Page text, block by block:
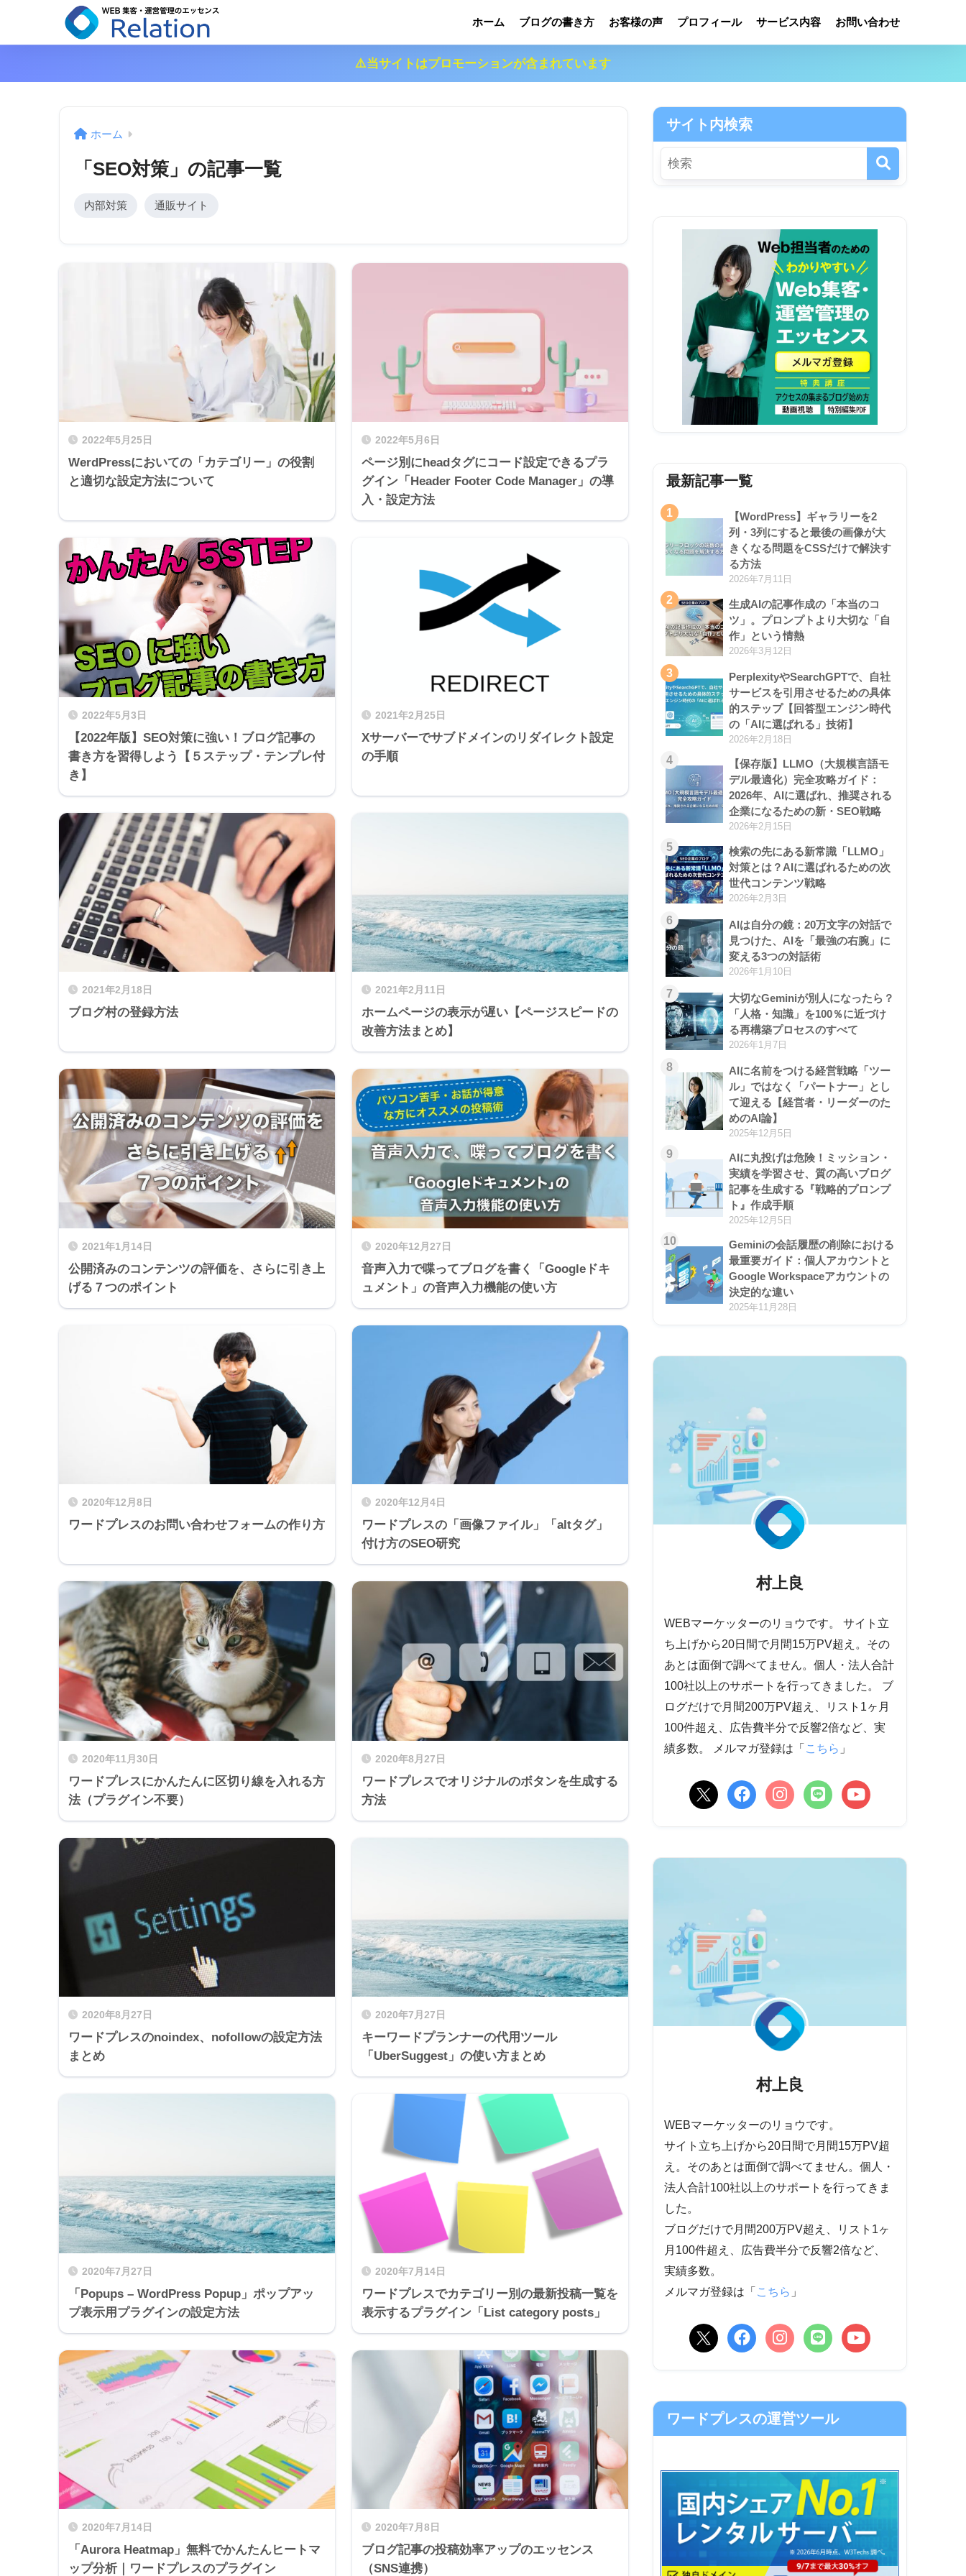
ホーム ブログの書き方 お客様の声 プロフィール サービス内容 お問い合わせ
⚠️当サイトはプロモーションが含まれています
ホーム
「SEO対策」の記事一覧
内部対策 通販サイト
2022年5月25日
WerdPressにおいての「カテゴリー」の役割
と適切な設定方法について
2022年5月6日
ページ別にheadタグにコード設定できるプラ
グイン「Header Footer Code Manager」の導
入・設定方法
2022年5月3日
【2022年版】SEO対策に強い！ブログ記事の
書き方を習得しよう【５ステップ・テンプレ付
き】
2021年2月25日
Xサーバーでサブドメインのリダイレクト設定
の手順
2021年2月18日
ブログ村の登録方法
2021年2月11日
ホームページの表示が遅い【ページスピードの
改善方法まとめ】
2021年1月14日
公開済みのコンテンツの評価を、さらに引き上
げる７つのポイント
2020年12月27日
音声入力で喋ってブログを書く「Googleドキ
ュメント」の音声入力機能の使い方
2020年12月8日
ワードプレスのお問い合わせフォームの作り方
2020年12月4日
ワードプレスの「画像ファイル」「altタグ」
付け方のSEO研究
2020年11月30日
ワードプレスにかんたんに区切り線を入れる方
法（プラグイン不要）
2020年8月27日
ワードプレスでオリジナルのボタンを生成する
方法
2020年8月27日
ワードプレスのnoindex、nofollowの設定方法
まとめ
2020年7月27日
キーワードプランナーの代用ツール
「UberSuggest」の使い方まとめ
2020年7月27日
「Popups – WordPress Popup」ポップアッ
プ表示用プラグインの設定方法
2020年7月14日
ワードプレスでカテゴリー別の最新投稿一覧を
表示するプラグイン「List category posts」
2020年7月14日
「Aurora Heatmap」無料でかんたんヒートマ
ップ分析｜ワードプレスのプラグイン
2020年7月8日
ブログ記事の投稿効率アップのエッセンス
（SNS連携）
サイト内検索
最新記事一覧
1
【WordPress】ギャラリーを2
列・3列にすると最後の画像が大
きくなる問題をCSSだけで解決す
る方法
2026年7月11日
2
生成AIの記事作成の「本当のコ
ツ」。プロンプトより大切な「自
作」という情熱
2026年3月12日
3
PerplexityやSearchGPTで、自社
サービスを引用させるための具体
的ステップ【回答型エンジン時代
の「AIに選ばれる」技術】
2026年2月18日
4
【保存版】LLMO（大規模言語モ
デル最適化）完全攻略ガイド：
2026年、AIに選ばれ、推奨される
企業になるための新・SEO戦略
2026年2月15日
5
検索の先にある新常識「LLMO」
対策とは？AIに選ばれるための次
世代コンテンツ戦略
2026年2月3日
6
AIは自分の鏡：20万文字の対話で
見つけた、AIを「最強の右腕」に
変える3つの対話術
2026年1月10日
7
大切なGeminiが別人になったら？
「人格・知識」を100％に近づけ
る再構築プロセスのすべて
2026年1月7日
8
AIに名前をつける経営戦略「ツー
ル」ではなく「パートナー」とし
て迎える【経営者・リーダーのた
めのAI論】
2025年12月5日
9
AIに丸投げは危険！ミッション・
実績を学習させ、質の高いブログ
記事を生成する『戦略的プロンプ
ト』作成手順
2025年12月5日
10
Geminiの会話履歴の削除における
最重要ガイド：個人アカウントと
Google Workspaceアカウントの
決定的な違い
2025年11月28日
村上良
WEBマーケッターのリョウです。 サイト立
ち上げから20日間で月間15万PV超え。その
あとは面倒で調べてません。個人・法人合計
100社以上のサポートを行ってきました。 ブ
ログだけで月間200万PV超え、リスト1ヶ月
100件超え、広告費半分で反響2倍など、実
績多数。 メルマガ登録は「 こちら 」
村上良
WEBマーケッターのリョウです。
サイト立ち上げから20日間で月間15万PV超
え。そのあとは面倒で調べてません。個人・
法人合計100社以上のサポートを行ってきま
した。
ブログだけで月間200万PV超え、リスト1ヶ
月100件超え、広告費半分で反響2倍など、
実績多数。
メルマガ登録は「 こちら 」
ワードプレスの運営ツール